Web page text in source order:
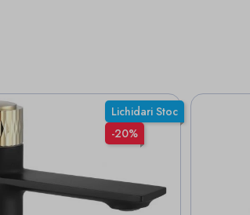
Lichidari Stoc
-20%